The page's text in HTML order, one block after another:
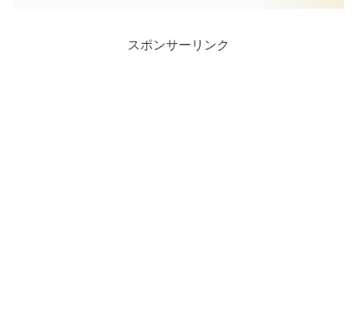
スポンサーリンク